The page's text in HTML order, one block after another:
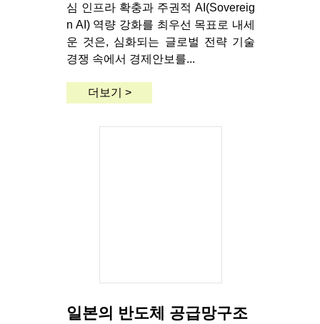
심 인프라 확충과 주권적 AI(Sovereig
n AI) 역량 강화를 최우선 목표로 내세
운 것은, 심화되는 글로벌 전략 기술
경쟁 속에서 경제안보를...
더보기 >
일본의 반도체 공급망구조